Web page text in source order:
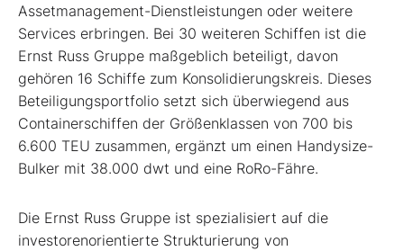
Assetmanagement-Dienstleistungen oder weitere
Services erbringen. Bei 30 weiteren Schiffen ist die
Ernst Russ Gruppe maßgeblich beteiligt, davon
gehören 16 Schiffe zum Konsolidierungskreis. Dieses
Beteiligungsportfolio setzt sich überwiegend aus
Containerschiffen der Größenklassen von 700 bis
6.600 TEU zusammen, ergänzt um einen Handysize-
Bulker mit 38.000 dwt und eine RoRo-Fähre.
Die Ernst Russ Gruppe ist spezialisiert auf die
investorenorientierte Strukturierung von